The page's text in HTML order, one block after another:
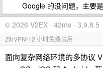
Google 的没问题，主要
© 2026 V2EX · 42ms · 3.9.8.5
ZibVPN-12 小时免费试用
面向复杂网络环境的多协议